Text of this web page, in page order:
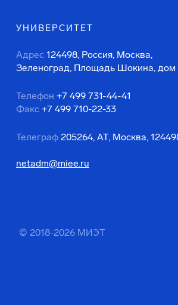
УНИВЕРСИТЕТ
Адрес 124498, Россия, Москва,
Зеленоград, Площадь Шокина, дом
Телефон +7 499 731-44-41
Факс +7 499 710-22-33
Телеграф 205264, АТ, Москва,
netadm@miee.ru
© 2018-2026 МИЭТ